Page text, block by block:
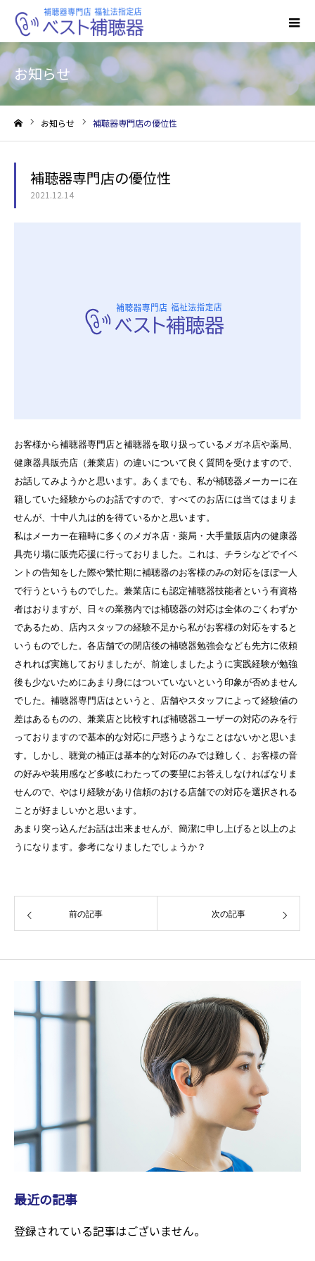
お知らせ
お知らせ 補聴器専門店の優位性
補聴器専門店の優位性
2021.12.14
お客様から補聴器専門店と補聴器を取り扱っているメガネ店や薬局、
健康器具販売店（兼業店）の違いについて良く質問を受けますので、
お話してみようかと思います。あくまでも、私が補聴器メーカーに在
籍していた経験からのお話ですので、すべてのお店には当てはまりま
せんが、十中八九は的を得ているかと思います。
私はメーカー在籍時に多くのメガネ店・薬局・大手量販店内の健康器
具売り場に販売応援に行っておりました。これは、チラシなどでイベ
ントの告知をした際や繁忙期に補聴器のお客様のみの対応をほぼ一人
で行うというものでした。兼業店にも認定補聴器技能者という有資格
者はおりますが、日々の業務内では補聴器の対応は全体のごくわずか
であるため、店内スタッフの経験不足から私がお客様の対応をすると
いうものでした。各店舗での閉店後の補聴器勉強会なども先方に依頼
されれば実施しておりましたが、前途しましたように実践経験が勉強
後も少ないためにあまり身にはついていないという印象が否めません
でした。補聴器専門店はというと、店舗やスタッフによって経験値の
差はあるものの、兼業店と比較すれば補聴器ユーザーの対応のみを行
っておりますので基本的な対応に戸惑うようなことはないかと思いま
す。しかし、聴覚の補正は基本的な対応のみでは難しく、お客様の音
の好みや装用感など多岐にわたっての要望にお答えしなければなりま
せんので、やはり経験があり信頼のおける店舗での対応を選択される
ことが好ましいかと思います。
あまり突っ込んだお話は出来ませんが、簡潔に申し上げると以上のよ
うになります。参考になりましたでしょうか？
前の記事 次の記事
最近の記事
登録されている記事はございません。